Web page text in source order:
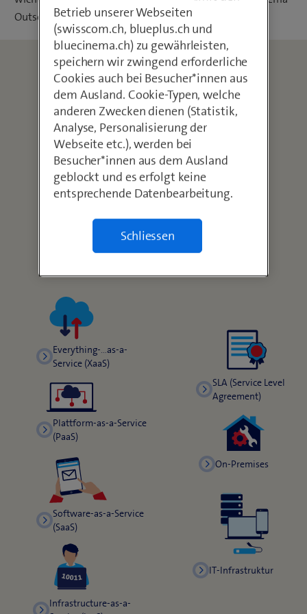
Outsourcing dienen.
Everything-…as-a-
Service (XaaS)
Plattform-as-a-Service
(PaaS)
Software-as-a-Service
(SaaS)
Infrastructure-as-a-
SLA (Service Level
Agreement)
On-Premises
IT-Infrastruktur
IT-Outsourcing
Outsourcing Provider
Betrieb unserer Webseiten
(swisscom.ch, blueplus.ch und
bluecinema.ch) zu gewährleisten,
speichern wir zwingend erforderliche
Cookies auch bei Besucher*innen aus
dem Ausland. Cookie-Typen, welche
anderen Zwecken dienen (Statistik,
Analyse, Personalisierung der
Webseite etc.), werden bei
Besucher*innen aus dem Ausland
geblockt und es erfolgt keine
entsprechende Datenbearbeitung.
Schliessen